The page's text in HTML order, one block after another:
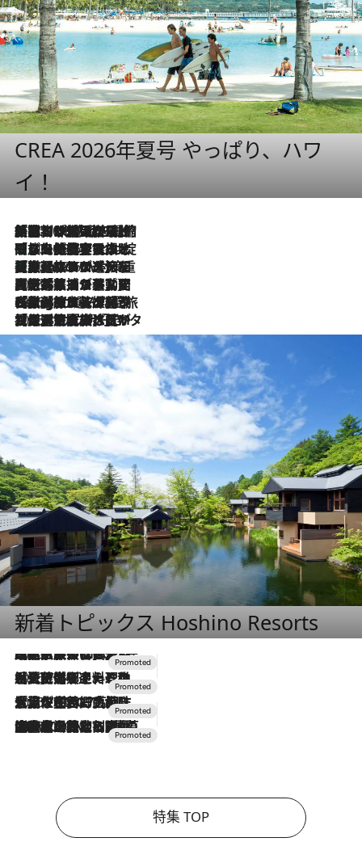
CREA 2026年夏号 やっぱり、ハワ
イ！
2026.8.6
「荷物が増えるほど旅ストレスは増す」美容ジャーナリストがたどり着いた最終結論。“化粧品を劇的に減らす”感動の凝縮美容とは
2026.8.6
「旅先には金髪ウィッグを持参」日本と同じメイクでは損してる!? 美容ジャーナリストが提案する“掟破りの旅美容”とは
2026.8.6
【厳選旅コスメ】「身軽さ＆UV対策重視！」ヘアアーティストshucoが選んだ夏旅ベストコスメを発表【Mサイズジップ】
2026.8.5
【厳選旅コスメ】国内をあちこち移動する河井菜摘が選んだ夏旅ベストコスメ発表！「リラックスアイテムはマスト」【Mサイズジップ】
2026.8.4
【厳選旅コスメ】「紫外線＆乾燥対策しながらメイク感も！」ヘア＆メイクGeorgeが選んだ夏旅ベストコスメを発表！【Mサイズジップ】
2026.8.3
【厳選旅コスメ】「保湿もタイパ重視！」“サウナ好き”タレント清水みさとが愛用する夏旅ベストコスメを発表！【Mサイズジップ】
新着トピックス Hoshino Resorts
2026.7.31
【ホテル帰省】という選択肢をOMOが提案。家族とほどよい距離を保つには「昼は実家、夜は気兼ねなくホテルで！」
2026.7.24
【夏限定ディナーコース】旬を迎える稚鮎や花ズッキーニなどをイタリア・トスカーナの郷土料理の手法で満喫！
2026.7.17
「土佐和ハーブかき氷」がOMO7高知に登場！生姜、山椒、大葉など目にも舌にも涼を呼ぶ郷土の味
2026.7.10
NEW OPEN！【界 草津】名湯の地に誕生。趣の異なる2種の温泉と上州ならではの会席・蕎麦割烹など美食を味わう究極の癒やし旅
特集 TOP